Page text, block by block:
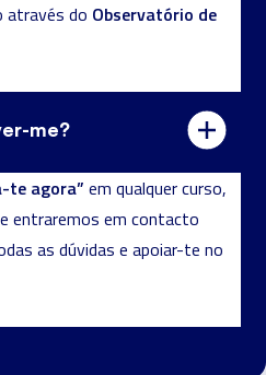
através do Observatório de
me?
te agora” em qualquer curso,
entraremos em contacto
as dúvidas e apoiar-te no